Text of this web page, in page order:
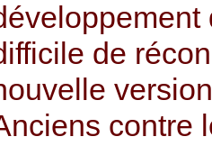
de
contre